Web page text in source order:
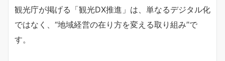
観光庁が掲げる「観光DX推進」は、単なるデジタル化
ではなく、“地域経営の在り方を変える取り組み”で
す。